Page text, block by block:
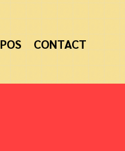
CONTACT